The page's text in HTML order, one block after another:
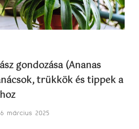
gondozása (Ananas
trükkök és tippek a
március 2025